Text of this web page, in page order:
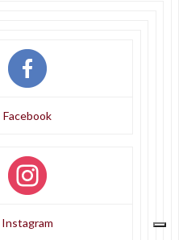
Facebook
Instagram